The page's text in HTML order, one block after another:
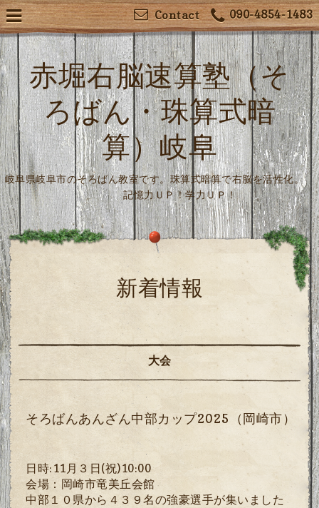
090-4854-1483
Contact
赤堀右脳速算塾（そ
ろばん・珠算式暗
算）岐阜
岐阜県岐阜市のそろばん教室です。珠算式暗算で右脳を活性化。
記憶力ＵＰ！学力ＵＰ！
新着情報
大会
そろばんあんざん中部カップ2025（岡崎市）
日時:11月３日(祝)10:00
会場：岡崎市竜美丘会館
中部１０県から４３９名の強豪選手が集いました